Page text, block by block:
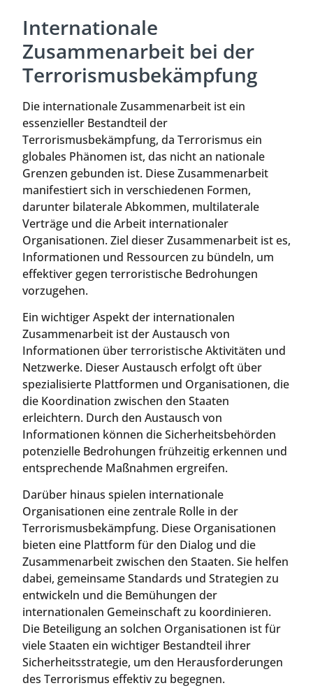
Internationale
Zusammenarbeit bei der
Terrorismusbekämpfung
Die internationale Zusammenarbeit ist ein
essenzieller Bestandteil der
Terrorismusbekämpfung, da Terrorismus ein
globales Phänomen ist, das nicht an nationale
Grenzen gebunden ist. Diese Zusammenarbeit
manifestiert sich in verschiedenen Formen,
darunter bilaterale Abkommen, multilaterale
Verträge und die Arbeit internationaler
Organisationen. Ziel dieser Zusammenarbeit ist es,
Informationen und Ressourcen zu bündeln, um
effektiver gegen terroristische Bedrohungen
vorzugehen.
Ein wichtiger Aspekt der internationalen
Zusammenarbeit ist der Austausch von
Informationen über terroristische Aktivitäten und
Netzwerke. Dieser Austausch erfolgt oft über
spezialisierte Plattformen und Organisationen, die
die Koordination zwischen den Staaten
erleichtern. Durch den Austausch von
Informationen können die Sicherheitsbehörden
potenzielle Bedrohungen frühzeitig erkennen und
entsprechende Maßnahmen ergreifen.
Darüber hinaus spielen internationale
Organisationen eine zentrale Rolle in der
Terrorismusbekämpfung. Diese Organisationen
bieten eine Plattform für den Dialog und die
Zusammenarbeit zwischen den Staaten. Sie helfen
dabei, gemeinsame Standards und Strategien zu
entwickeln und die Bemühungen der
internationalen Gemeinschaft zu koordinieren.
Die Beteiligung an solchen Organisationen ist für
viele Staaten ein wichtiger Bestandteil ihrer
Sicherheitsstrategie, um den Herausforderungen
des Terrorismus effektiv zu begegnen.